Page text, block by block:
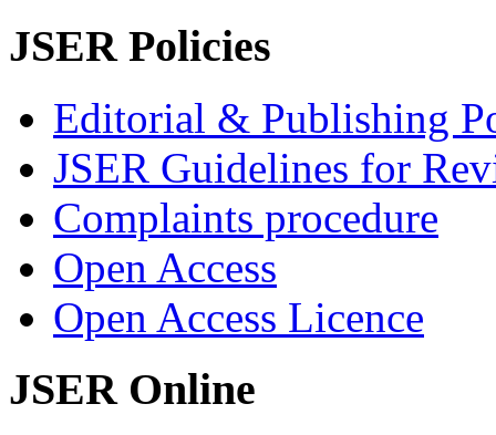
JSER Policies
Editorial & Publishing
JSER Guidelines for
Complaints procedure
Open Access
Open Access Licence
JSER Online